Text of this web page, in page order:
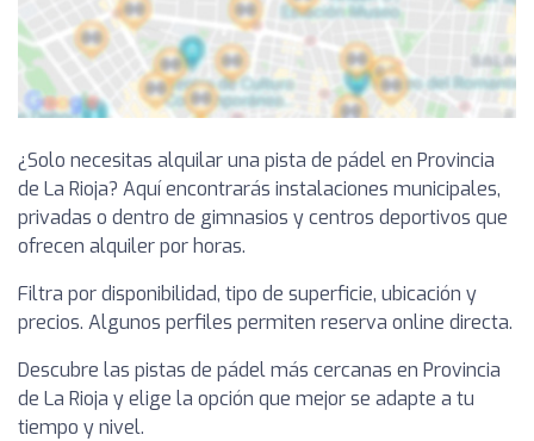
¿Solo necesitas alquilar una pista de pádel en Provincia
de La Rioja? Aquí encontrarás instalaciones municipales,
privadas o dentro de gimnasios y centros deportivos que
ofrecen alquiler por horas.
Filtra por disponibilidad, tipo de superficie, ubicación y
precios. Algunos perfiles permiten reserva online directa.
Descubre las pistas de pádel más cercanas en Provincia
de La Rioja y elige la opción que mejor se adapte a tu
tiempo y nivel.